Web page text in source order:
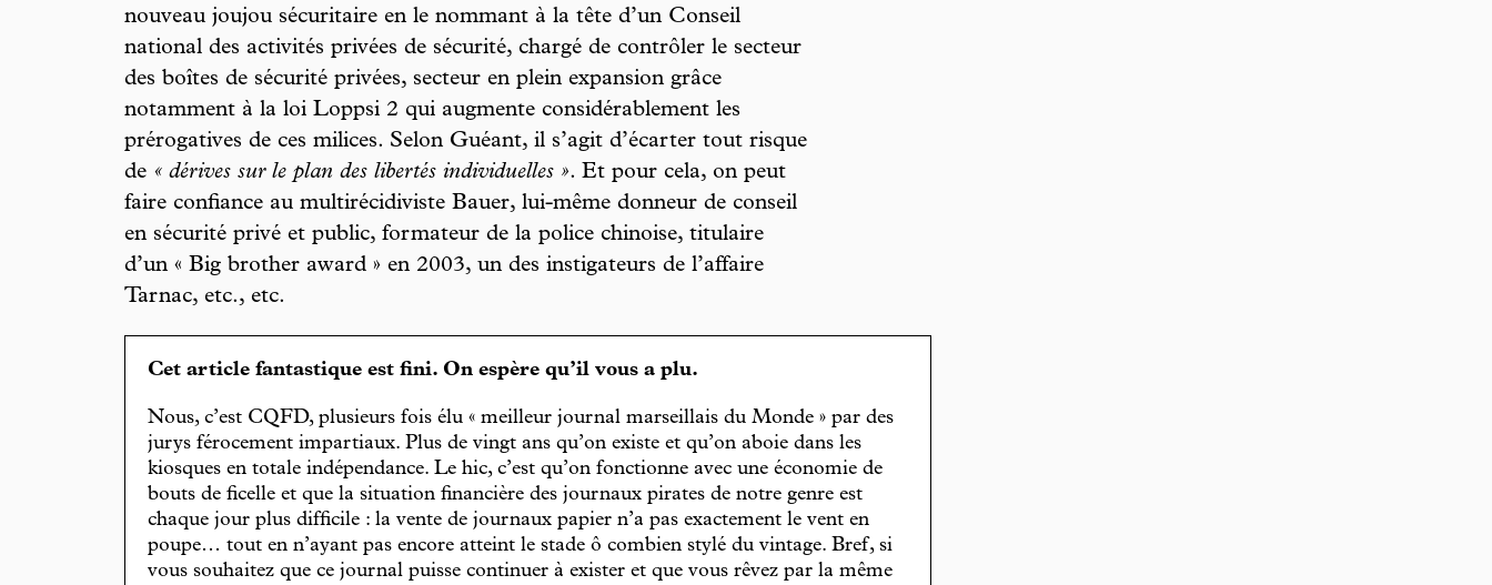
nouveau joujou sécuritaire en le nommant à la tête d’un Conseil
national des activités privées de sécurité, chargé de contrôler le secteur
des boîtes de sécurité privées, secteur en plein expansion grâce
notamment à la loi Loppsi 2 qui augmente considérablement les
prérogatives de ces milices. Selon Guéant, il s’agit d’écarter tout risque
de « dérives sur le plan des libertés individuelles ». Et pour cela, on peut
faire confiance au multirécidiviste Bauer, lui-même donneur de conseil
en sécurité privé et public, formateur de la police chinoise, titulaire
d’un « Big brother award » en 2003, un des instigateurs de l’affaire
Tarnac, etc., etc.
Cet article fantastique est fini. On espère qu’il vous a plu.
Nous, c’est CQFD, plusieurs fois élu « meilleur journal marseillais du Monde » par des
jurys férocement impartiaux. Plus de vingt ans qu’on existe et qu’on aboie dans les
kiosques en totale indépendance. Le hic, c’est qu’on fonctionne avec une économie de
bouts de ficelle et que la situation financière des journaux pirates de notre genre est
chaque jour plus difficile : la vente de journaux papier n’a pas exactement le vent en
poupe… tout en n’ayant pas encore atteint le stade ô combien stylé du vintage. Bref, si
vous souhaitez que ce journal puisse continuer à exister et que vous rêvez par la même